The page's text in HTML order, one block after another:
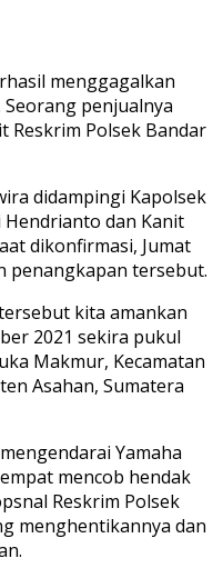
menggagalkan
penjualnya
Reskrim Polsek Bandar
didampingi Kapolsek
Hendrianto dan Kanit
dikonfirmasi, Jumat
penangkapan tersebut.
kita amankan
2021 sekira pukul
Makmur, Kecamatan
Asahan, Sumatera
Yamaha
mencob hendak
Reskrim Polsek
menghentikannya dan